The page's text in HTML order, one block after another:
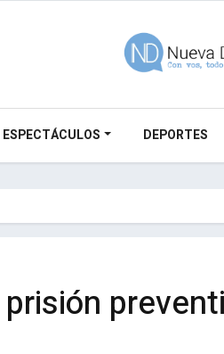
ESPECTÁCULOS DEPORTES